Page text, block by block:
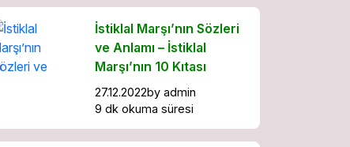
İstiklal Marşı’nın Sözleri
ve Anlamı – İstiklal
Marşı’nın 10 Kıtası
27.12.2022by admin
9 dk okuma süresi